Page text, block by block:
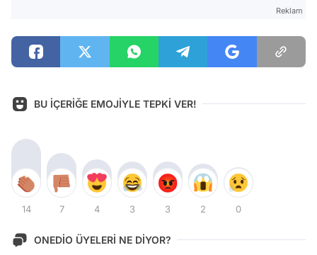
Reklam
BU İÇERİĞE EMOJİYLE TEPKİ VER!
14 7 4 3 3 2 0
ONEDİO ÜYELERİ NE DİYOR?